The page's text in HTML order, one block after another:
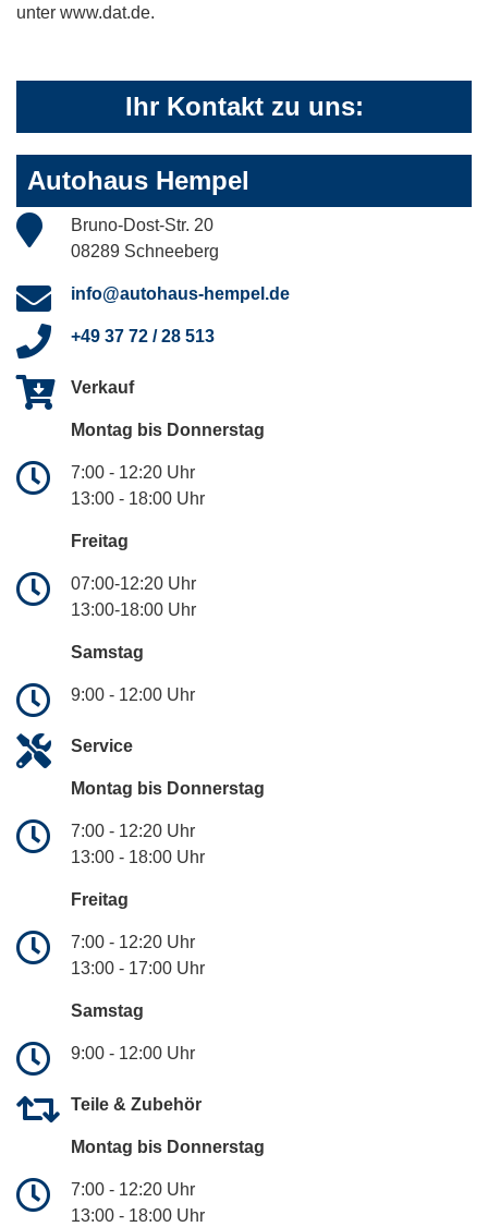
unter www.dat.de.
Ihr Kontakt zu uns:
Autohaus Hempel
Bruno-Dost-Str. 20
08289 Schneeberg
info@autohaus-hempel.de
+49 37 72 / 28 513
Verkauf
Montag bis Donnerstag
7:00 - 12:20 Uhr
13:00 - 18:00 Uhr
Freitag
07:00-12:20 Uhr
13:00-18:00 Uhr
Samstag
9:00 - 12:00 Uhr
Service
Montag bis Donnerstag
7:00 - 12:20 Uhr
13:00 - 18:00 Uhr
Freitag
7:00 - 12:20 Uhr
13:00 - 17:00 Uhr
Samstag
9:00 - 12:00 Uhr
Teile & Zubehör
Montag bis Donnerstag
7:00 - 12:20 Uhr
13:00 - 18:00 Uhr